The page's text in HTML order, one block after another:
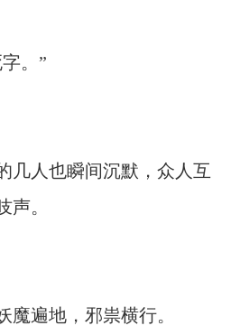
。”
几人也瞬间沉默，众人互
声。
遍地，邪祟横行。